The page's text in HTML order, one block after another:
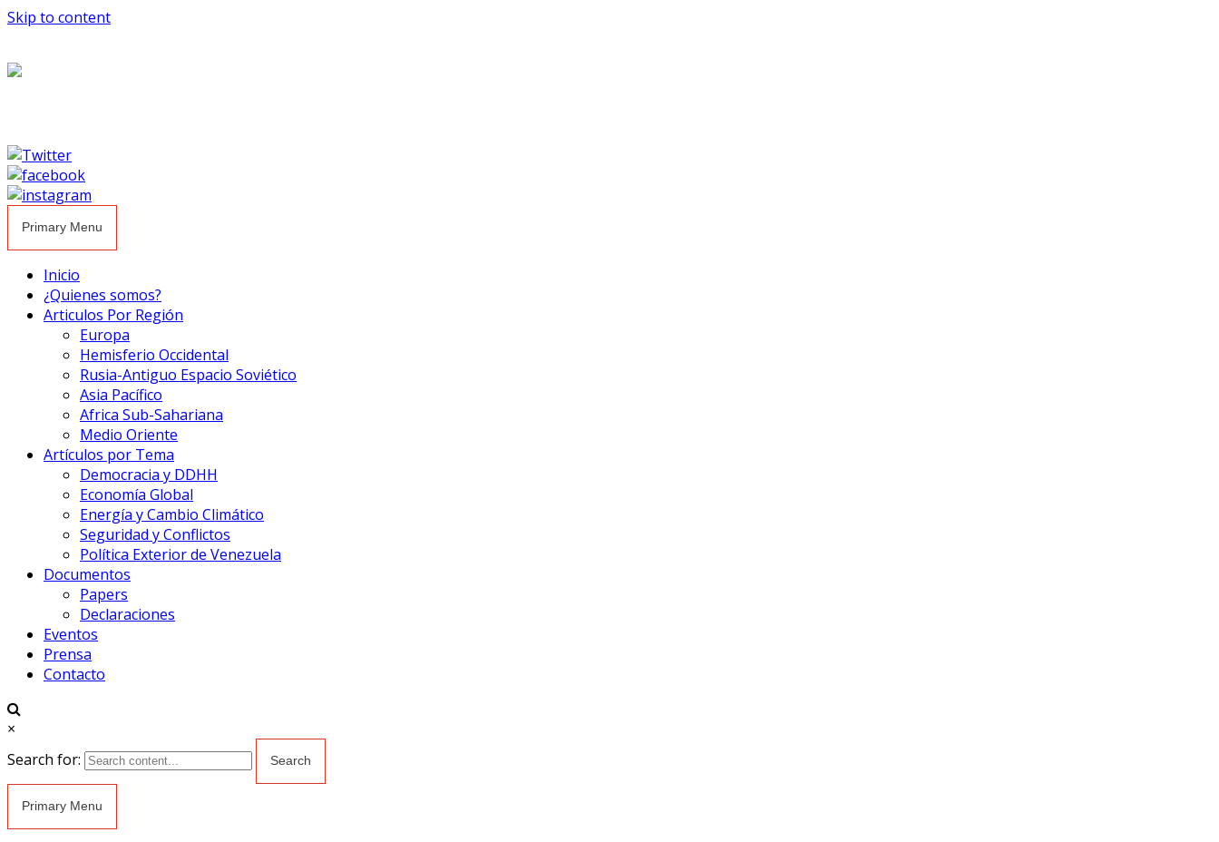
Skip to content
Primary Menu
Inicio
¿Quienes somos?
Articulos Por Región
Europa
Hemisferio Occidental
Rusia-Antiguo Espacio Soviético
Asia Pacífico
Africa Sub-Sahariana
Medio Oriente
Artículos por Tema
Democracia y DDHH
Economía Global
Energía y Cambio Climático
Seguridad y Conflictos
Política Exterior de Venezuela
Documentos
Papers
Declaraciones
Eventos
Prensa
Contacto
×
Search for:
Primary Menu